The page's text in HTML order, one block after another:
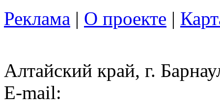
Реклама | О проекте |
Алтайский край, г.
E-mail: